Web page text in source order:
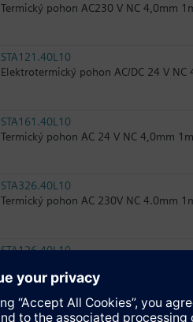
Termický pohon AC230 V NC 4,0mm
STA121.40L10
Elektrotermický pohon AC/DC 24 V
STA161.40L10
Termický pohon AC 24 V NC 4,0mm
STA326.40L10
Termický pohon AC 230V NC 4.0mm
STA126.40L10
SSA118.09HKN